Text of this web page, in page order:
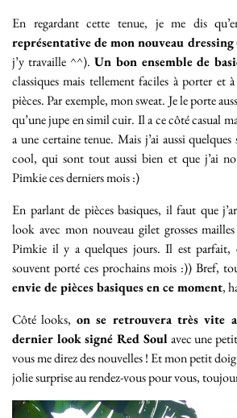
En regardant cette tenue, je me dis
représentative de mon nouveau dressing
j’y travaille ^^). Un bon ensemble de
classiques mais tellement faciles à porter et
pièces. Par exemple, mon sweat. Je le porte
qu’une jupe en simil cuir. Il a ce côté casual
a une certaine tenue. Mais j’ai aussi
cool, qui sont tout aussi bien et que j’ai
Pimkie ces derniers mois :)
En parlant de pièces basiques, il faut que
look avec mon nouveau gilet grosses
Pimkie il y a quelques jours. Il est parfait,
souvent porté ces prochains mois :)) Bref,
envie de pièces basiques en ce moment,
Côté looks, on se retrouvera très vite
dernier look signé Red Soulavec une
vous me direz des nouvelles ! Et mon petit
jolie surprise au rendez-vous pour vous,